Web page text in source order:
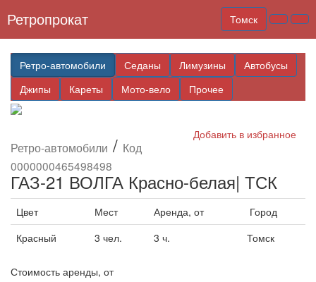
Ретропрокат Томск
Ретро-автомобили Седаны Лимузины
Автобусы
Джипы
Кареты Мото-вело Прочее
Добавить в избранное
Ретро-автомобили / Код
0000000465498498
ГАЗ-21 ВОЛГА Красно-белая| ТСК
Цвет Мест Аренда, от
Город
Красный
3 чел. 3 ч. Томск
Стоимость аренды, от